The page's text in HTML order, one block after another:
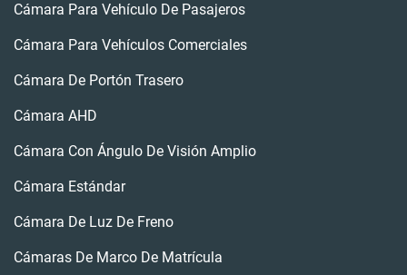
Cámara Para Vehículo De Pasajeros
Cámara Para Vehículos Comerciales
Cámara De Portón Trasero
Cámara AHD
Cámara Con Ángulo De Visión Amplio
Cámara Estándar
Cámara De Luz De Freno
Cámaras De Marco De Matrícula